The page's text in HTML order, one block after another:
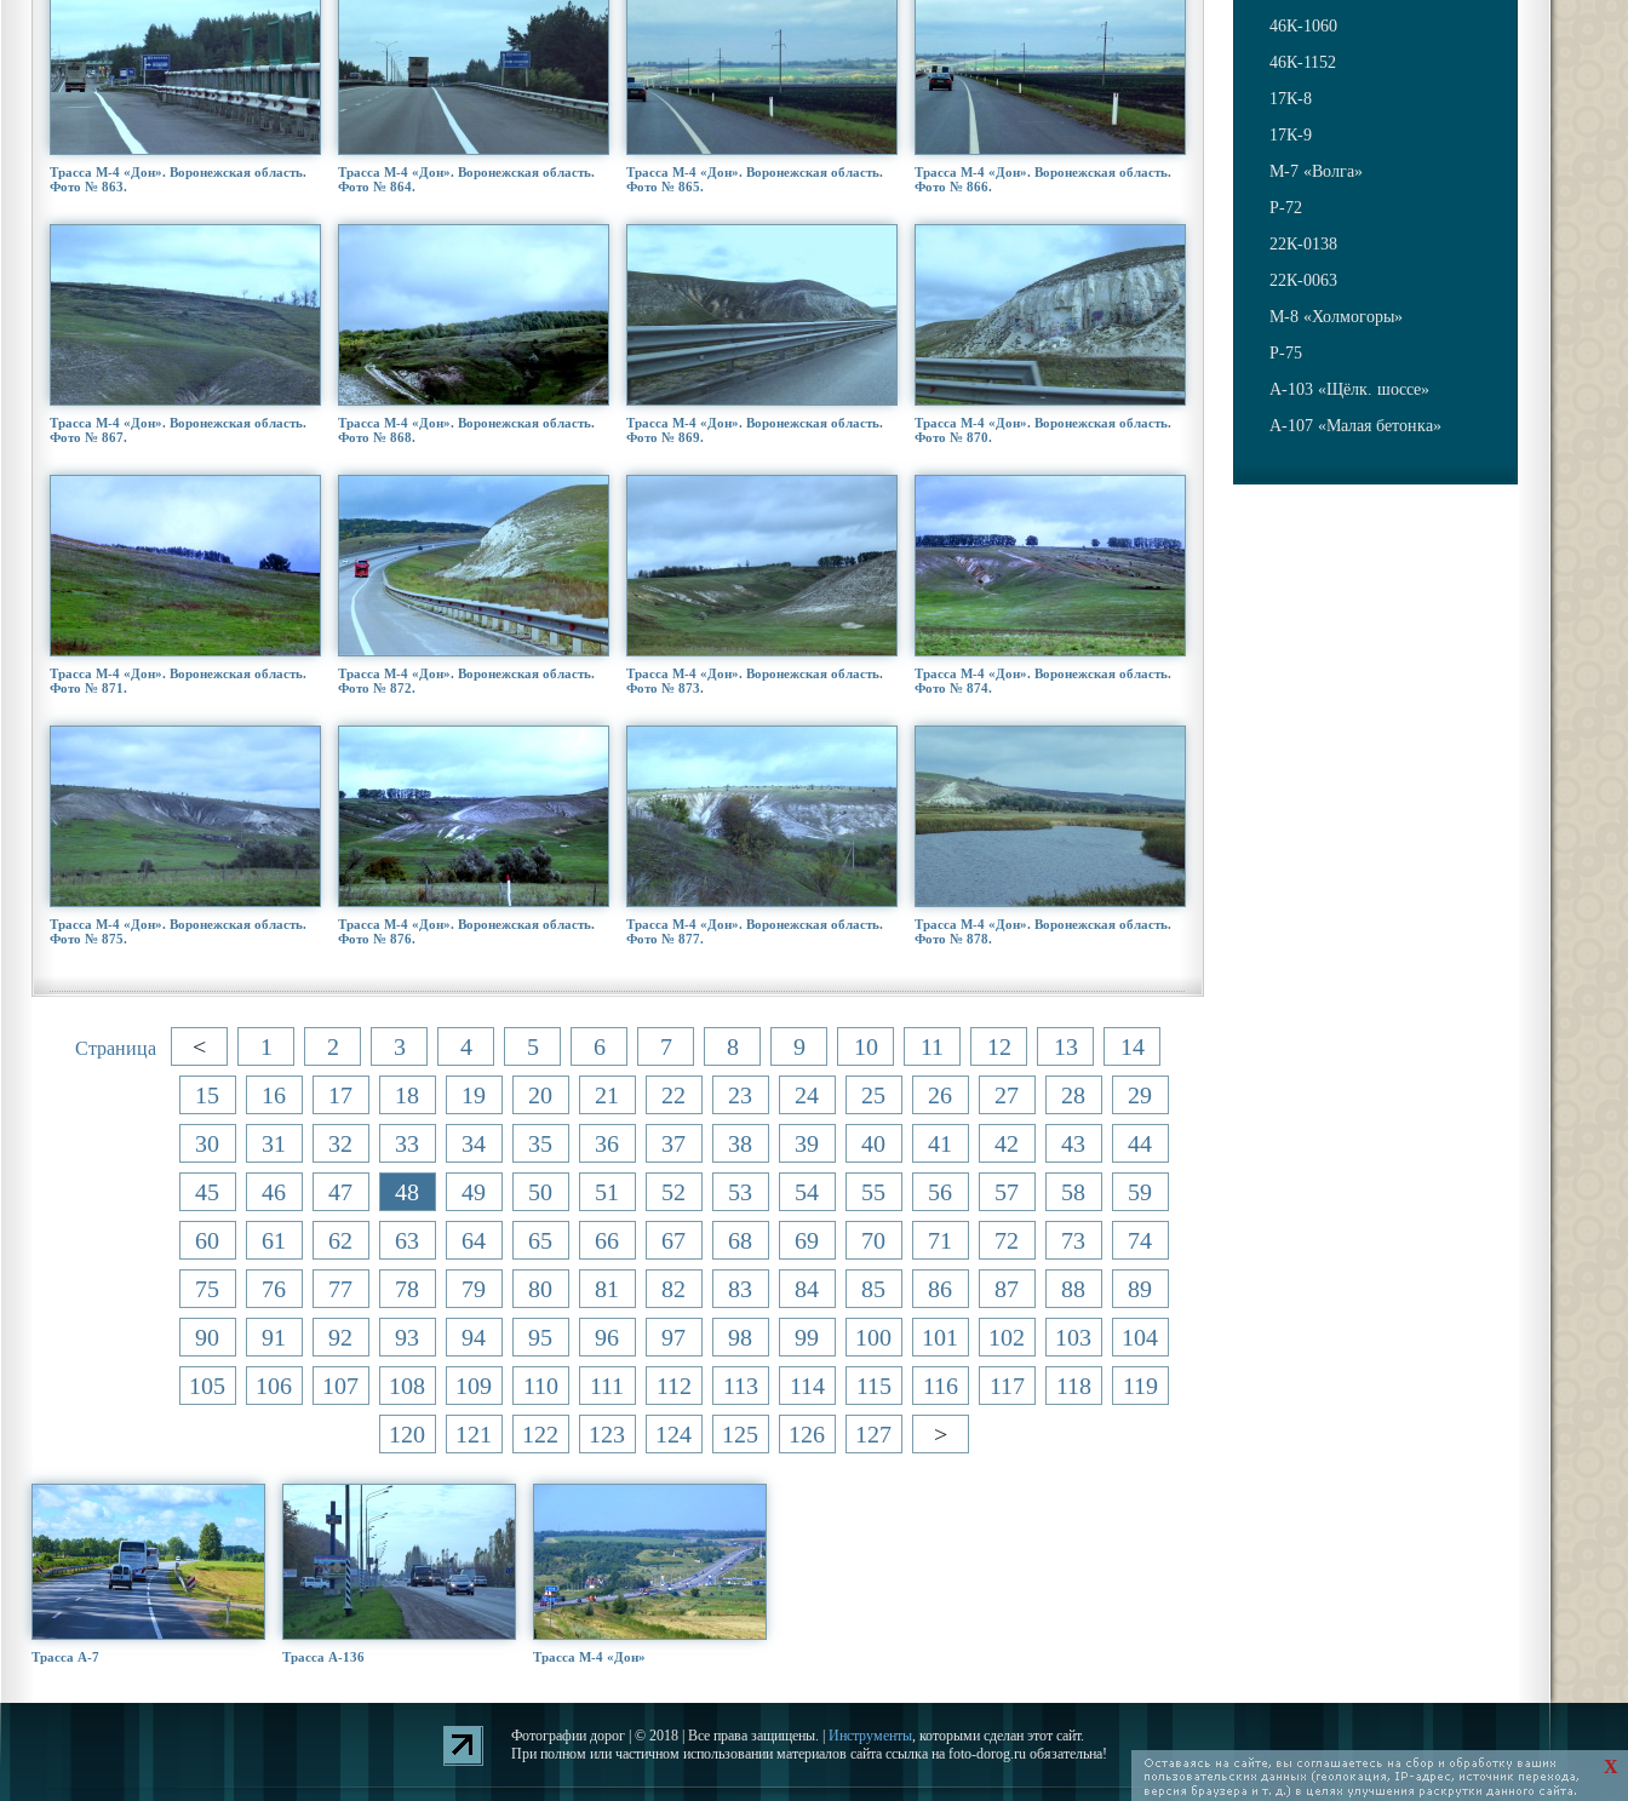
X
Трасса М-4 «Дон». Воронежская область.
Фото № 863.
Трасса М-4 «Дон». Воронежская область.
Фото № 864.
Трасса М-4 «Дон». Воронежская область.
Фото № 865.
Трасса М-4 «Дон». Воронежская область.
Фото № 866.
Трасса М-4 «Дон». Воронежская область.
Фото № 867.
Трасса М-4 «Дон». Воронежская область.
Фото № 868.
Трасса М-4 «Дон». Воронежская область.
Фото № 869.
Трасса М-4 «Дон». Воронежская область.
Фото № 870.
Трасса М-4 «Дон». Воронежская область.
Фото № 871.
Трасса М-4 «Дон». Воронежская область.
Фото № 872.
Трасса М-4 «Дон». Воронежская область.
Фото № 873.
Трасса М-4 «Дон». Воронежская область.
Фото № 874.
Трасса М-4 «Дон». Воронежская область.
Фото № 875.
Трасса М-4 «Дон». Воронежская область.
Фото № 876.
Трасса М-4 «Дон». Воронежская область.
Фото № 877.
Трасса М-4 «Дон». Воронежская область.
Фото № 878.
Страница < 1 2 3 4 5 6 7 8 9 10 11 12 13
14
15
16 17 18 19 20 21 22 23 24 25 26 27 28
29
30
31 32 33 34 35 36 37 38 39 40 41 42 43
44
45
46 47 48 49 50 51 52 53 54 55 56 57 58
59
60
61 62 63 64 65 66 67 68 69 70 71 72 73
74
75
76 77 78 79 80 81 82 83 84 85 86 87 88
89
90
91 92 93 94 95 96 97 98 99 100 101 102 103
104
105
106 107 108 109 110 111 112 113 114 115 116 117 118
119
120
121 122 123 124 125 126 127 >
46К-1060
46К-1152
17К-8
17К-9
М-7 «Волга»
Р-72
22К-0138
22К-0063
М-8 «Холмогоры»
Р-75
А-103 «Щёлк. шоссе»
А-107 «Малая бетонка»
Трасса А-7 Трасса А-136 Трасса М-4 «Дон»
Фотографии дорог | © 2018 | Все права защищены. | Инструменты , которыми сделан этот сайт.
При полном или частичном использовании материалов сайта ссылка на foto-dorog.ru обязательна!